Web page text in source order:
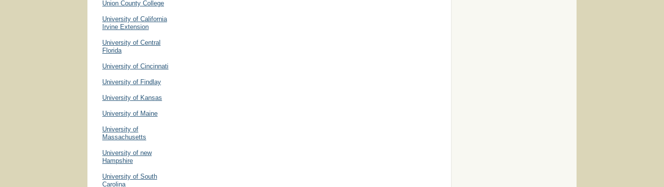
Union County College
University of California
Irvine Extension
University of Central
Florida
University of Cincinnati
University of Findlаy
University of Kansas
University of Maine
University of
Massachusetts
University of new
Hampshire
University of South
Carolina